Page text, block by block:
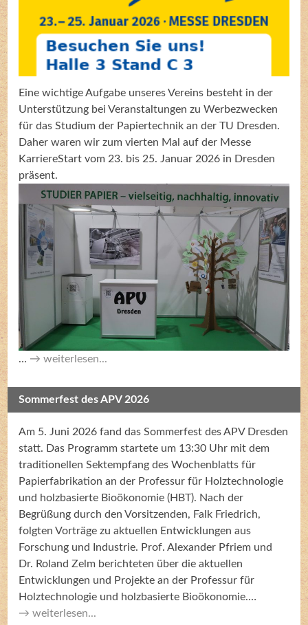
Eine wichtige Aufgabe unseres Vereins besteht in der
Unterstützung bei Veranstaltungen zu Werbezwecken
für das Studium der Papiertechnik an der TU Dresden.
Daher waren wir zum vierten Mal auf der Messe
KarriereStart vom 23. bis 25. Januar 2026 in Dresden
präsent.
… weiterlesen...
Sommerfest des APV 2026
Am 5. Juni 2026 fand das Sommerfest des APV Dresden
statt. Das Programm startete um 13:30 Uhr mit dem
traditionellen Sektempfang des Wochenblatts für
Papierfabrikation an der Professur für Holztechnologie
und holzbasierte Bioökonomie (HBT). Nach der
Begrüßung durch den Vorsitzenden, Falk Friedrich,
folgten Vorträge zu aktuellen Entwicklungen aus
Forschung und Industrie. Prof. Alexander Pfriem und
Dr. Roland Zelm berichteten über die aktuellen
Entwicklungen und Projekte an der Professur für
Holztechnologie und holzbasierte Bioökonomie.…
weiterlesen...